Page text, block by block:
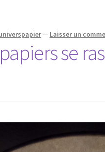
— Laisser un
se